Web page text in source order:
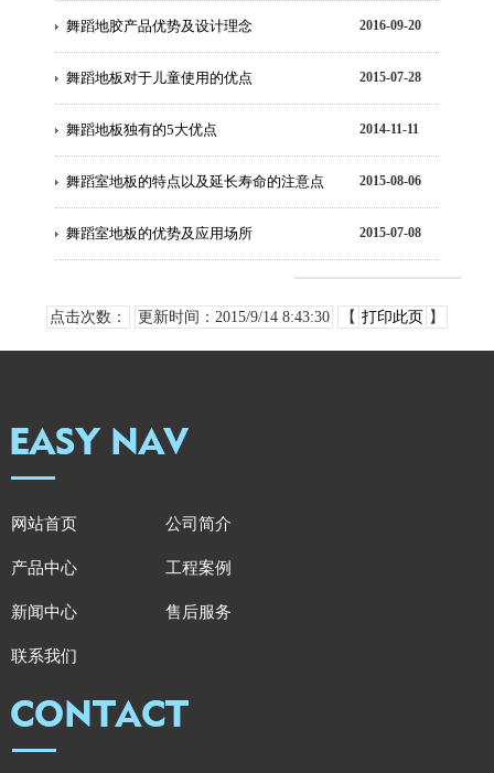
2016-09-20
舞蹈地胶产品优势及设计理念
2015-07-28
舞蹈地板对于儿童使用的优点
2014-11-11
舞蹈地板独有的5大优点
2015-08-06
舞蹈室地板的特点以及延长寿命的注意点
2015-07-08
舞蹈室地板的优势及应用场所
点击次数： 更新时间：2015/9/14 8:43:30 【 打印此页 】
网站首页 公司简介
产品中心 工程案例
新闻中心 售后服务
联系我们